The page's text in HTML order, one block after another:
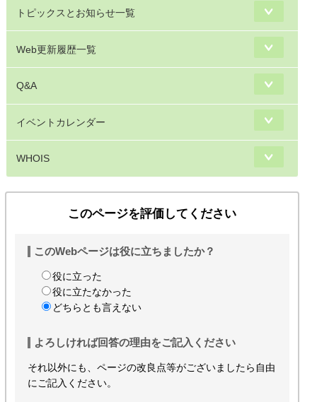
トピックスとお知らせ一覧
Web更新履歴一覧
Q&A
イベントカレンダー
WHOIS
このページを評価してください
このWebページは役に立ちましたか？
役に立った
役に立たなかった
どちらとも言えない
よろしければ回答の理由をご記入ください
それ以外にも、ページの改良点等がございましたら自由
にご記入ください。